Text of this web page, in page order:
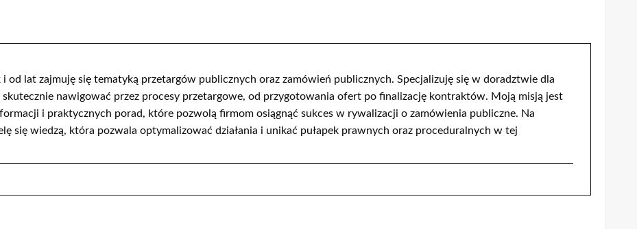
i od lat zajmuję się tematyką przetargów publicznych oraz zamówień publicznych. Specjalizuję się w doradztwie dla
nawigować przez procesy przetargowe, od przygotowania ofert po finalizację kontraktów. Moją misją jest
i praktycznych porad, które pozwolą firmom osiągnąć sukces w rywalizacji o zamówienia publiczne. Na
się wiedzą, która pozwala optymalizować działania i unikać pułapek prawnych oraz proceduralnych w tej